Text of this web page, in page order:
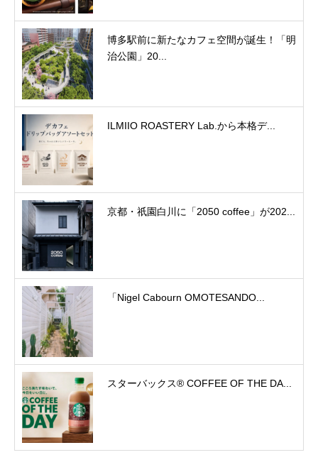
博多駅前に新たなカフェ空間が誕生！「明
治公園」20...
ILMIIO ROASTERY Lab.から本格デ...
京都・祇園白川に「2050 coffee」が202...
「Nigel Cabourn OMOTESANDO...
スターバックス® COFFEE OF THE DA...